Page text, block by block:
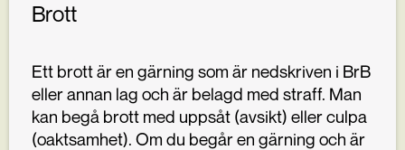
Brott
Ett brott är en gärning som är nedskriven i BrB
eller annan lag och är belagd med straff. Man
kan begå brott med uppsåt (avsikt) eller culpa
(oaktsamhet). Om du begår en gärning och är